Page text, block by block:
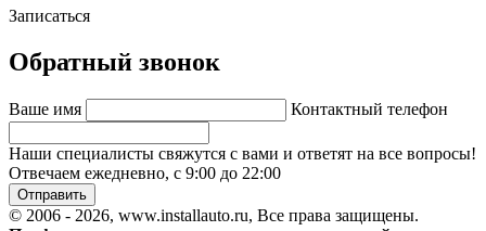
Записаться
Обратный звонок
Ваше имя Контактный телефон
Наши специалисты свяжутся с вами и ответят на все вопросы!
Отвечаем ежедневно, с 9:00 до 22:00
Отправить
© 2006 - 2026, www.installauto.ru, Все права защищены.